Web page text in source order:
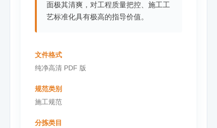
面极其清爽，对工程质量把控、施工工
艺标准化具有极高的指导价值。
文件格式
纯净高清 PDF 版
规范类别
施工规范
分拣类目